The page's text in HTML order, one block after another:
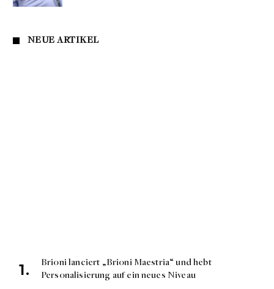
NEUE ARTIKEL
Brioni lanciert „Brioni Maestria“ und hebt
Personalisierung auf ein neues Niveau